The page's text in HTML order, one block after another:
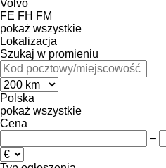
Volvo
FE FH FM
pokaż wszystkie
Lokalizacja
Szukaj w promieniu
Polska
pokaż wszystkie
Cena
–